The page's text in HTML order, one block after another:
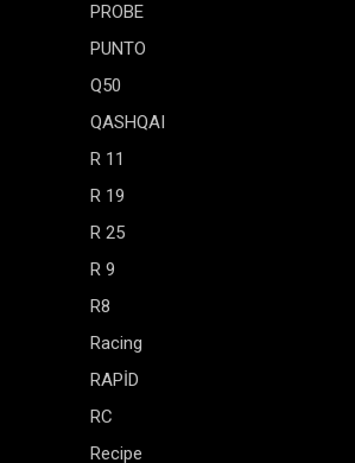
PROBE
PUNTO
Q50
QASHQAI
R 11
R 19
R 25
R 9
R8
Racing
RAPİD
RC
Recipe